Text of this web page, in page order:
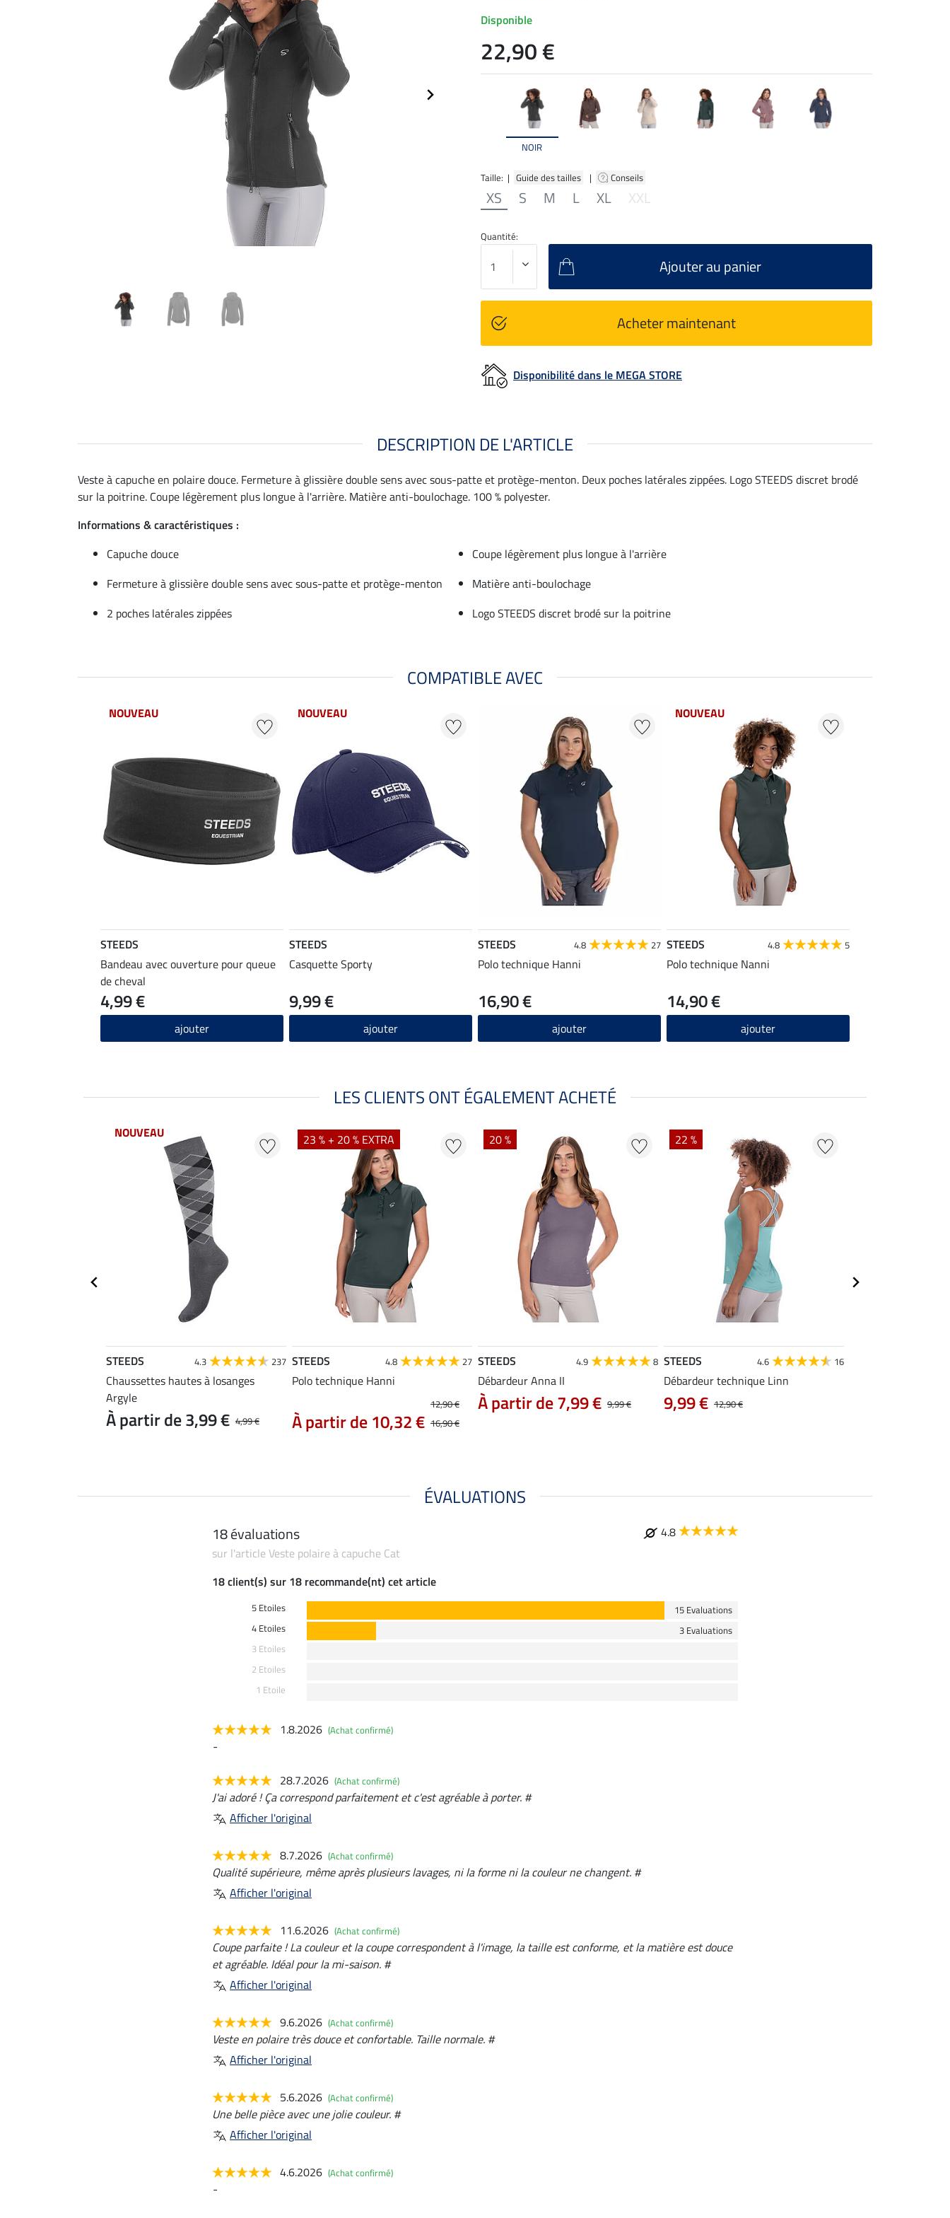
NOIR
Taille: | Guide des tailles | Conseils
XS S M L XL XXL
Disponible
22,90 €
Quantité:
Ajouter au panier
Acheter maintenant
Disponibilité dans le MEGA STORE
DESCRIPTION DE L'ARTICLE
Veste à capuche en polaire douce. Fermeture à glissière double sens avec sous-patte et protège-menton. Deux poches latérales zippées. Logo STEEDS discret brodé
sur la poitrine. Coupe légèrement plus longue à l'arrière. Matière anti-boulochage. 100 % polyester.
Informations & caractéristiques :
Capuche douce
Coupe légèrement plus longue à l'arrière
Fermeture à glissière double sens avec sous-patte et protège-menton
Matière anti-boulochage
2 poches latérales zippées
Logo STEEDS discret brodé sur la poitrine
COMPATIBLE AVEC
NOUVEAU
STEEDS
Bandeau avec ouverture pour queue
de cheval
4,99 €
ajouter
NOUVEAU
STEEDS
Casquette Sporty
9,99 €
ajouter
STEEDS 4.8 27
Polo technique Hanni
16,90 €
ajouter
NOUVEAU
STEEDS 4.8 5
Polo technique Nanni
14,90 €
ajouter
LES CLIENTS ONT ÉGALEMENT ACHETÉ
NOUVEAU
STEEDS 4.3 237
Chaussettes hautes à losanges
Argyle
4,99 €
À partir de 3,99 €
23 % + 20 % EXTRA
STEEDS 4.8 27
Polo technique Hanni
12,90 €
16,90 €
À partir de 10,32 €
20 %
STEEDS 4.9 8
Débardeur Anna II
9,99 €
À partir de 7,99 €
22 %
STEEDS 4.6 16
Débardeur technique Linn
12,90 €
9,99 €
ÉVALUATIONS
18 évaluations
4.8
sur l'article Veste polaire à capuche Cat
18 client(s) sur 18 recommande(nt) cet article
5 Etoiles
15 Evaluations
4 Etoiles
3 Evaluations
3 Etoiles
2 Etoiles
1 Etoile
1.8.2026 (Achat confirmé)
-
28.7.2026 (Achat confirmé)
J'ai adoré ! Ça correspond parfaitement et c'est agréable à porter. #
Afficher l'original
8.7.2026 (Achat confirmé)
Qualité supérieure, même après plusieurs lavages, ni la forme ni la couleur ne changent. #
Afficher l'original
11.6.2026 (Achat confirmé)
Coupe parfaite ! La couleur et la coupe correspondent à l'image, la taille est conforme, et la matière est douce
et agréable. Idéal pour la mi-saison. #
Afficher l'original
9.6.2026 (Achat confirmé)
Veste en polaire très douce et confortable. Taille normale. #
Afficher l'original
5.6.2026 (Achat confirmé)
Une belle pièce avec une jolie couleur. #
Afficher l'original
4.6.2026 (Achat confirmé)
-